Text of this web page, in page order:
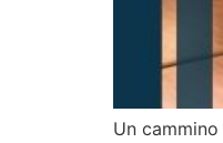
Un